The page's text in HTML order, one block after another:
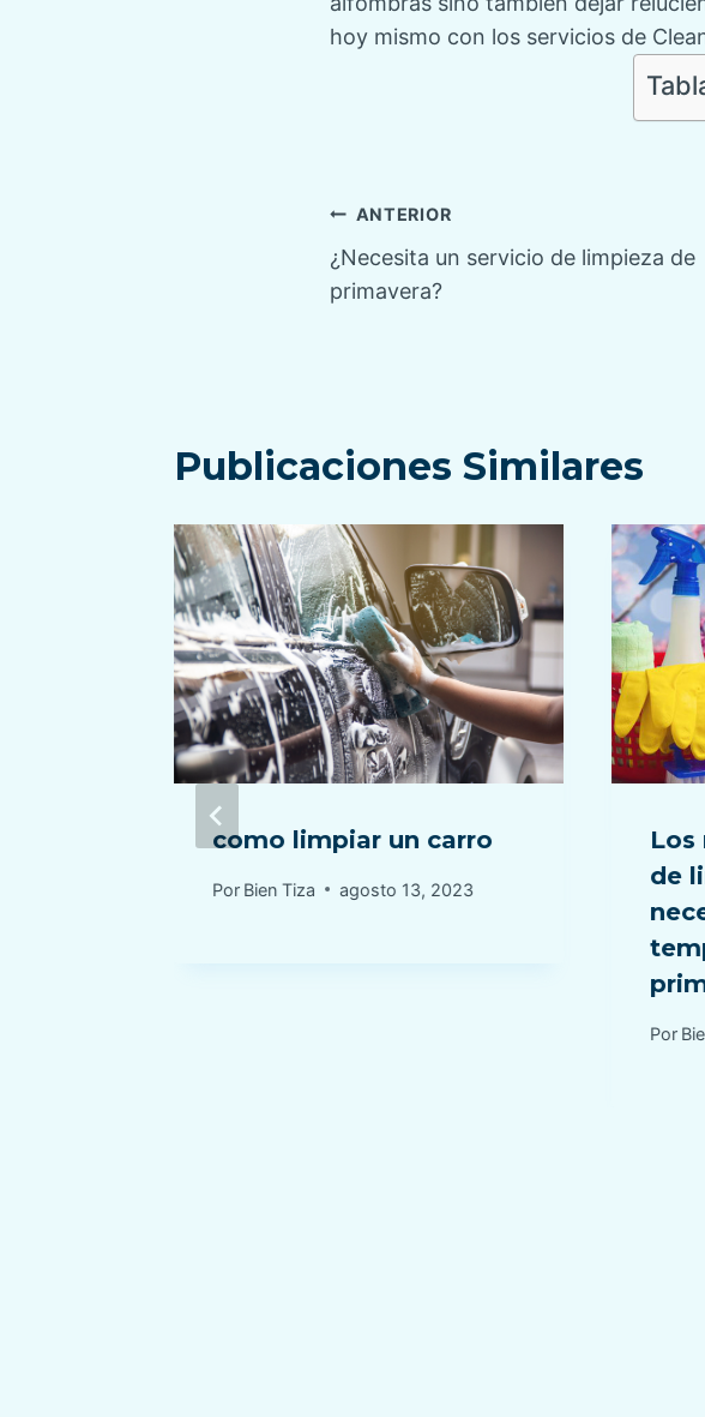
hoy mismo con los servicios de
Navegación
de
ANTERIOR
¿Necesita un servicio de limpieza de
primavera?
Publicaciones Similares
como limpiar un carro
Por Bien Tiza agosto 13, 2023
Los
de
Por